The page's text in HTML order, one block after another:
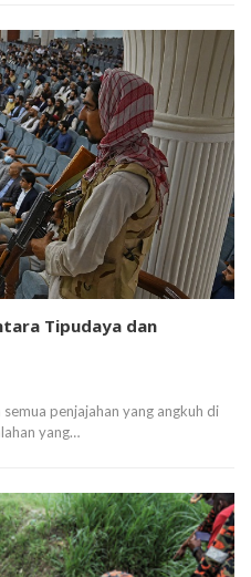
Tipudaya dan
penjajahan yang angkuh di
yang…